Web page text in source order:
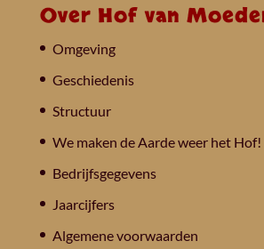
Over Hof van
Omgeving
Geschiedenis
Structuur
We maken de Aarde weer het Hof!
Bedrijfsgegevens
Jaarcijfers
Algemene voorwaarden